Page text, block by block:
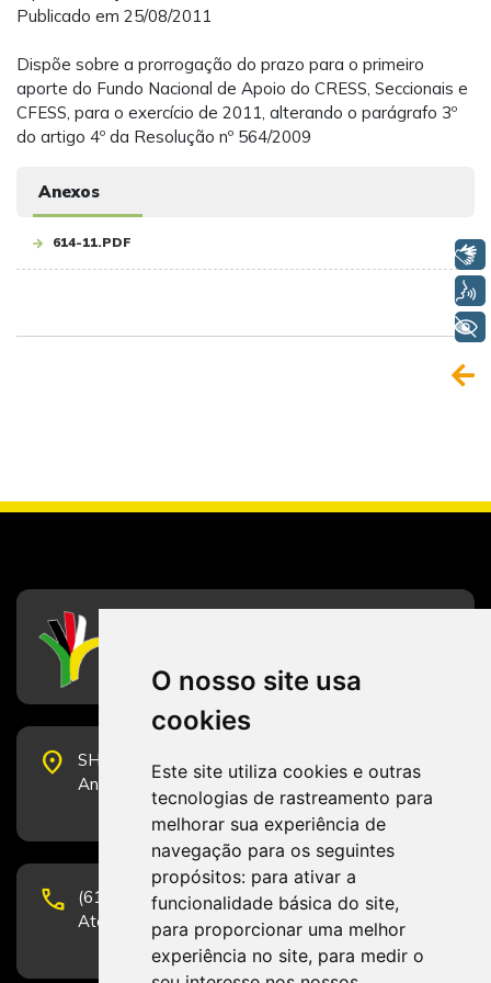
O nosso site usa
cookies
Este site utiliza cookies e outras
tecnologias de rastreamento para
melhorar sua experiência de
navegação para os seguintes
propósitos: para ativar a
funcionalidade básica do site,
para proporcionar uma melhor
experiência no site, para medir o
Publicado em 25/08/2011
Dispõe sobre a prorrogação do prazo para o primeiro
aporte do Fundo Nacional de Apoio do CRESS, Seccionais e
CFESS, para o exercício de 2011, alterando o parágrafo 3º
do artigo 4º da Resolução nº 564/2009
Anexos
614-11.PDF
place
SHS Quadra 6, Bloco E, Complexo Brasil 21, 20º
Andar, Sala 2001 - CEP 70322-915 - Brasília/DF
phone
(61) 3223-1652 e (61) 98131-3801.
Atendimento por telefone em horário comercial